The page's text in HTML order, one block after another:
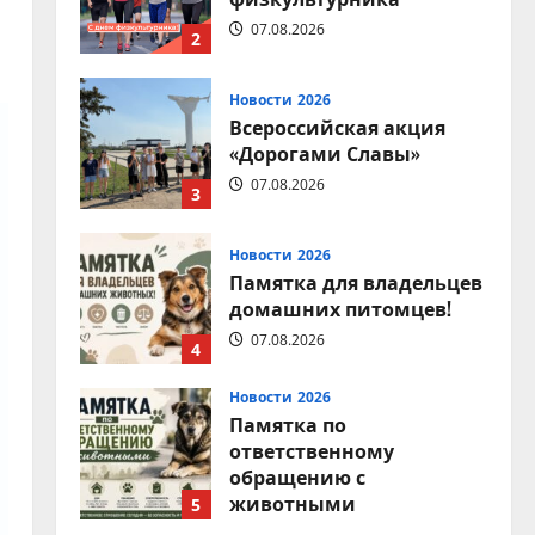
2 07.08.2026
3
Новости 2026
Всероссийская акция
«Дорогами Славы»
07.08.2026
4
Новости 2026
Памятка для владельцев
домашних питомцев!
07.08.2026
5
Новости 2026
Памятка по
ответственному
обращению с
животными